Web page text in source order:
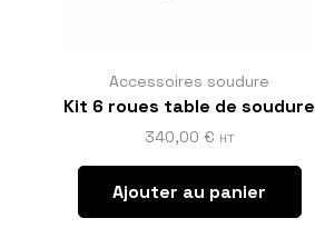
Accessoires soudure
Kit 6 roues table de soudure
340,00 € HT
Ajouter au panier